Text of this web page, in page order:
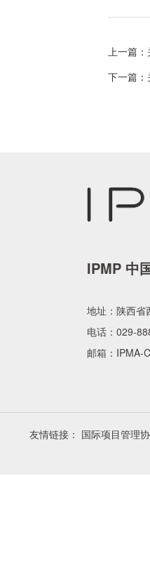
上一篇
下一篇
IPMP 中
地址： 陕西省
电话： 029-
邮箱： IPMA-
友情链接： 国际项目管